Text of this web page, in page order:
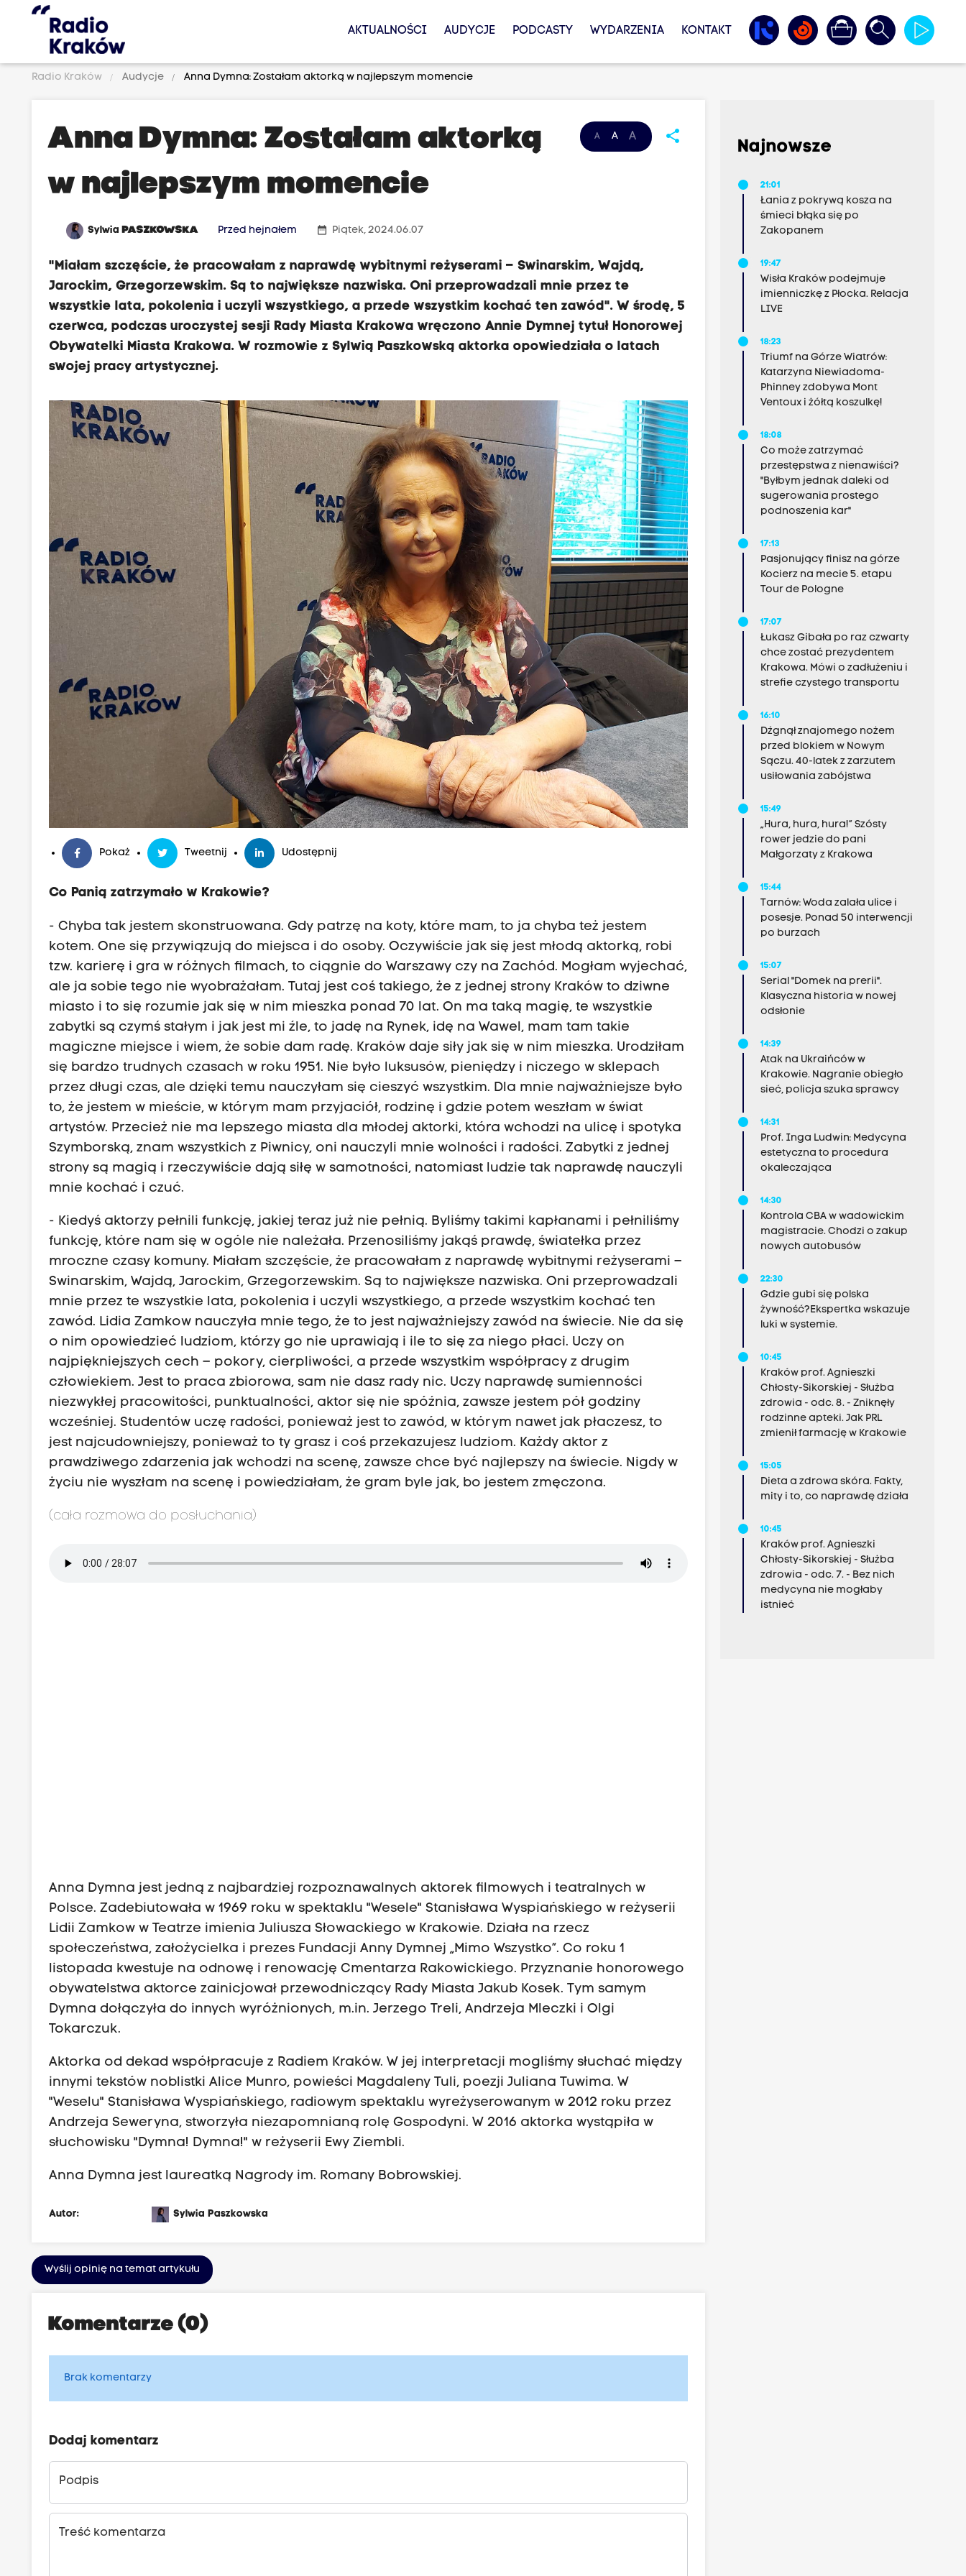
AKTUALNOŚCI AUDYCJE PODCASTY WYDARZENIA KONTAKT
Radio Kraków Audycje Anna Dymna: Zostałam aktorką w najlepszym momencie
A A A share
Anna Dymna: Zostałam aktorką
w najlepszym momencie
SylwiaPASZKOWSKA Przed hejnałem date_range Piątek, 2024.06.07
"Miałam szczęście, że pracowałam z naprawdę wybitnymi reżyserami – Swinarskim, Wajdą,
Jarockim, Grzegorzewskim. Są to największe nazwiska. Oni przeprowadzali mnie przez te
wszystkie lata, pokolenia i uczyli wszystkiego, a przede wszystkim kochać ten zawód". W środę, 5
czerwca, podczas uroczystej sesji Rady Miasta Krakowa wręczono Annie Dymnej tytuł Honorowej
Obywatelki Miasta Krakowa. W rozmowie z Sylwią Paszkowską aktorka opowiedziała o latach
swojej pracy artystycznej.
Pokaż Tweetnij Udostępnij
Co Panią zatrzymało w Krakowie?
- Chyba tak jestem skonstruowana. Gdy patrzę na koty, które mam, to ja chyba też jestem
kotem. One się przywiązują do miejsca i do osoby. Oczywiście jak się jest młodą aktorką, robi
tzw. karierę i gra w różnych filmach, to ciągnie do Warszawy czy na Zachód. Mogłam wyjechać,
ale ja sobie tego nie wyobrażałam. Tutaj jest coś takiego, że z jednej strony Kraków to dziwne
miasto i to się rozumie jak się w nim mieszka ponad 70 lat. On ma taką magię, te wszystkie
zabytki są czymś stałym i jak jest mi źle, to jadę na Rynek, idę na Wawel, mam tam takie
magiczne miejsce i wiem, że sobie dam radę. Kraków daje siły jak się w nim mieszka. Urodziłam
się bardzo trudnych czasach w roku 1951. Nie było luksusów, pieniędzy i niczego w sklepach
przez długi czas, ale dzięki temu nauczyłam się cieszyć wszystkim. Dla mnie najważniejsze było
to, że jestem w mieście, w którym mam przyjaciół, rodzinę i gdzie potem weszłam w świat
artystów. Przecież nie ma lepszego miasta dla młodej aktorki, która wchodzi na ulicę i spotyka
Szymborską, znam wszystkich z Piwnicy, oni nauczyli mnie wolności i radości. Zabytki z jednej
strony są magią i rzeczywiście dają siłę w samotności, natomiast ludzie tak naprawdę nauczyli
mnie kochać i czuć.
- Kiedyś aktorzy pełnili funkcję, jakiej teraz już nie pełnią. Byliśmy takimi kapłanami i pełniliśmy
funkcję, które nam się w ogóle nie należała. Przenosiliśmy jakąś prawdę, światełka przez
mroczne czasy komuny. Miałam szczęście, że pracowałam z naprawdę wybitnymi reżyserami –
Swinarskim, Wajdą, Jarockim, Grzegorzewskim. Są to największe nazwiska. Oni przeprowadzali
mnie przez te wszystkie lata, pokolenia i uczyli wszystkiego, a przede wszystkim kochać ten
zawód. Lidia Zamkow nauczyła mnie tego, że to jest najważniejszy zawód na świecie. Nie da się
o nim opowiedzieć ludziom, którzy go nie uprawiają i ile to się za niego płaci. Uczy on
najpiękniejszych cech – pokory, cierpliwości, a przede wszystkim współpracy z drugim
człowiekiem. Jest to praca zbiorowa, sam nie dasz rady nic. Uczy naprawdę sumienności
niezwykłej pracowitości, punktualności, aktor się nie spóźnia, zawsze jestem pół godziny
wcześniej. Studentów uczę radości, ponieważ jest to zawód, w którym nawet jak płaczesz, to
jest najcudowniejszy, ponieważ to ty grasz i coś przekazujesz ludziom. Każdy aktor z
prawdziwego zdarzenia jak wchodzi na scenę, zawsze chce być najlepszy na świecie. Nigdy w
życiu nie wyszłam na scenę i powiedziałam, że gram byle jak, bo jestem zmęczona.
(cała rozmowa do posłuchania)
Anna Dymna jest jedną z najbardziej rozpoznawalnych aktorek filmowych i teatralnych w
Polsce. Zadebiutowała w 1969 roku w spektaklu "Wesele" Stanisława Wyspiańskiego w reżyserii
Lidii Zamkow w Teatrze imienia Juliusza Słowackiego w Krakowie. Działa na rzecz
społeczeństwa, założycielka i prezes Fundacji Anny Dymnej „Mimo Wszystko”. Co roku 1
listopada kwestuje na odnowę i renowację Cmentarza Rakowickiego. Przyznanie honorowego
obywatelstwa aktorce zainicjował przewodniczący Rady Miasta Jakub Kosek. Tym samym
Dymna dołączyła do innych wyróżnionych, m.in. Jerzego Treli, Andrzeja Mleczki i Olgi
Tokarczuk.
Aktorka od dekad współpracuje z Radiem Kraków. W jej interpretacji mogliśmy słuchać między
innymi tekstów noblistki Alice Munro, powieści Magdaleny Tuli, poezji Juliana Tuwima. W
"Weselu" Stanisława Wyspiańskiego, radiowym spektaklu wyreżyserowanym w 2012 roku przez
Andrzeja Seweryna, stworzyła niezapomnianą rolę Gospodyni. W 2016 aktorka wystąpiła w
słuchowisku "Dymna! Dymna!" w reżyserii Ewy Ziembli.
Anna Dymna jest laureatką Nagrody im. Romany Bobrowskiej.
Autor: Sylwia Paszkowska
Wyślij opinię na temat artykułu
Komentarze (0)
Brak komentarzy
Dodaj komentarz
Podpis
Treść komentarza
Najnowsze
21:01
Łania z pokrywą kosza na
śmieci błąka się po
Zakopanem
19:47
Wisła Kraków podejmuje
imienniczkę z Płocka. Relacja
LIVE
18:23
Triumf na Górze Wiatrów:
Katarzyna Niewiadoma-
Phinney zdobywa Mont
Ventoux i żółtą koszulkę!
18:08
Co może zatrzymać
przestępstwa z nienawiści?
"Byłbym jednak daleki od
sugerowania prostego
podnoszenia kar"
17:13
Pasjonujący finisz na górze
Kocierz na mecie 5. etapu
Tour de Pologne
17:07
Łukasz Gibała po raz czwarty
chce zostać prezydentem
Krakowa. Mówi o zadłużeniu i
strefie czystego transportu
16:10
Dźgnął znajomego nożem
przed blokiem w Nowym
Sączu. 40-latek z zarzutem
usiłowania zabójstwa
15:49
„Hura, hura, hura!” Szósty
rower jedzie do pani
Małgorzaty z Krakowa
15:44
Tarnów: Woda zalała ulice i
posesje. Ponad 50 interwencji
po burzach
15:07
Serial "Domek na prerii".
Klasyczna historia w nowej
odsłonie
14:39
Atak na Ukraińców w
Krakowie. Nagranie obiegło
sieć, policja szuka sprawcy
14:31
Prof. Inga Ludwin: Medycyna
estetyczna to procedura
okaleczająca
14:30
Kontrola CBA w wadowickim
magistracie. Chodzi o zakup
nowych autobusów
22:30
Gdzie gubi się polska
żywność?Ekspertka wskazuje
luki w systemie.
10:45
Kraków prof. Agnieszki
Chłosty-Sikorskiej - Służba
zdrowia - odc. 8. - Zniknęły
rodzinne apteki. Jak PRL
zmienił farmację w Krakowie
15:05
Dieta a zdrowa skóra. Fakty,
mity i to, co naprawdę działa
10:45
Kraków prof. Agnieszki
Chłosty-Sikorskiej - Służba
zdrowia - odc. 7. - Bez nich
medycyna nie mogłaby
istnieć